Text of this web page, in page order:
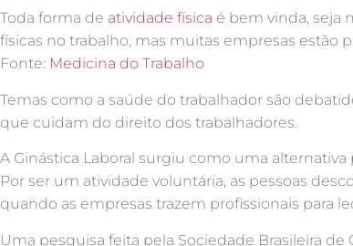
Toda forma de atividade física é bem vinda, seja
físicas no trabalho, mas muitas empresas estão
Fonte: Medicina do Trabalho
Temas como a saúde do trabalhador são
que cuidam do direito dos trabalhadores.
A Ginástica Laboral surgiu como uma
Por ser um atividade voluntária, as pessoas
quando as empresas trazem profissionais para
Uma pesquisa feita pela Sociedade Brasileira